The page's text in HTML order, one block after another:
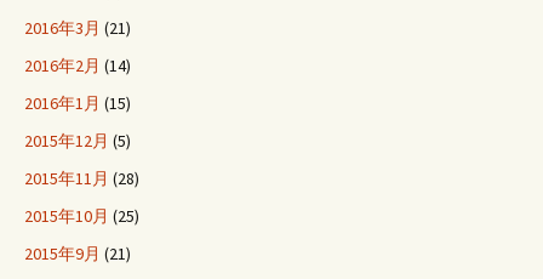
2016年3月 (21)
2016年2月 (14)
2016年1月 (15)
2015年12月 (5)
2015年11月 (28)
2015年10月 (25)
2015年9月 (21)